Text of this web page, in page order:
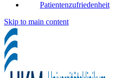
Patientenzufriedenheit
Skip to main content